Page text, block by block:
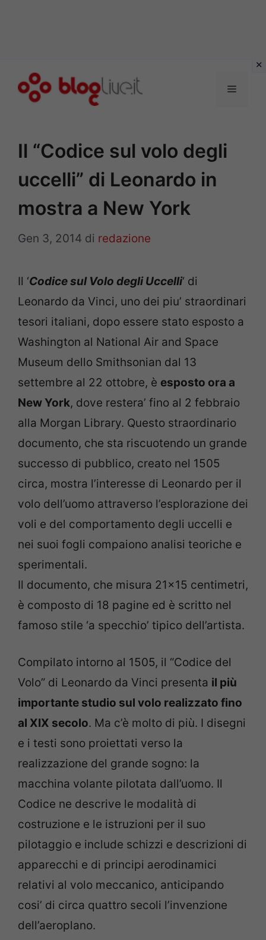
Menu
Il “Codice sul volo degli
uccelli” di Leonardo in
mostra a New York
Gen 3, 2014 di redazione
Il ‘Codice sul Volo degli Uccelli‘ di
Leonardo da Vinci, uno dei piu’ straordinari
tesori italiani, dopo essere stato esposto a
Washington al National Air and Space
Museum dello Smithsonian dal 13
settembre al 22 ottobre, è esposto ora a
New York, dove restera’ fino al 2 febbraio
alla Morgan Library. Questo straordinario
documento, che sta riscuotendo un grande
successo di pubblico, creato nel 1505
circa, mostra l’interesse di Leonardo per il
volo dell’uomo attraverso l’esplorazione dei
voli e del comportamento degli uccelli e
nei suoi fogli compaiono analisi teoriche e
sperimentali.
Il documento, che misura 21×15 centimetri,
è composto di 18 pagine ed è scritto nel
famoso stile ‘a specchio’ tipico dell’artista.
Compilato intorno al 1505, il “Codice del
Volo” di Leonardo da Vinci presenta il più
importante studio sul volo realizzato fino
al XIX secolo. Ma c’è molto di più. I disegni
e i testi sono proiettati verso la
realizzazione del grande sogno: la
macchina volante pilotata dall’uomo. Il
Codice ne descrive le modalità di
costruzione e le istruzioni per il suo
pilotaggio e include schizzi e descrizioni di
apparecchi e di principi aerodinamici
relativi al volo meccanico, anticipando
cosi’ di circa quattro secoli l’invenzione
dell’aeroplano.